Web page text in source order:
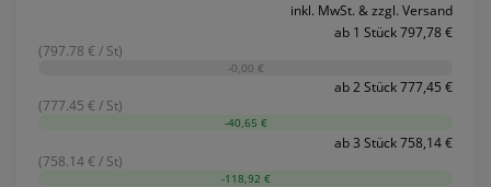
inkl. MwSt. & zzgl. Versand
ab 1 Stück 797,78 €
(797.78 € / St)
-0,00 €
ab 2 Stück 777,45 €
(777.45 € / St)
-40,65 €
ab 3 Stück 758,14 €
(758.14 € / St)
-118,92 €